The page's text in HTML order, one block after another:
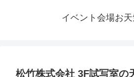
イベント会場お
松竹株式会社 3F試写室の